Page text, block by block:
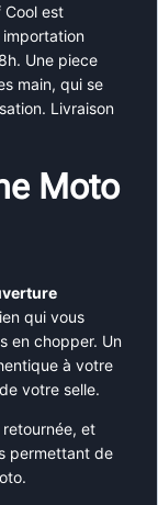
Cool est
importation
Une piece
main, qui se
Livraison
Moto
qui vous
en chopper. Un
à votre
votre selle.
et
permettant de